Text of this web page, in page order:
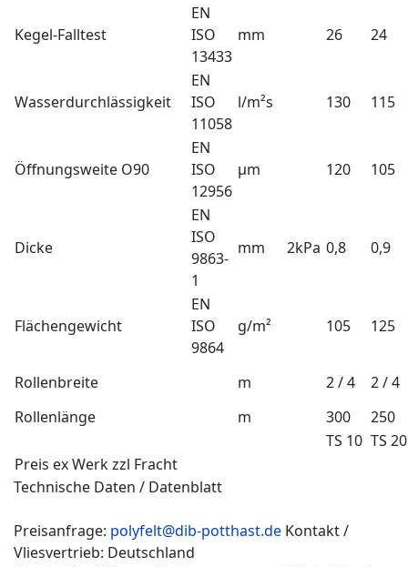
Kegel-Falltest
EN
ISO
13433
mm 26 24
Wasserdurchlässigkeit
EN
ISO
11058
l/m²s 130 115
Öffnungsweite O90
EN
ISO
12956
µm 120 105
Dicke
EN
ISO
9863-
1
mm 2kPa 0,8 0,9
Flächengewicht
EN
ISO
9864
g/m² 105 125
Rollenbreite m 2 / 4
2 / 4
Rollenlänge
m 300
250
TS 10 TS
Preis ex Werk zzl Fracht
Technische Daten / Datenblatt
Preisanfrage: polyfelt@dib-potthast.de Kontakt /
Vliesvertrieb: Deutschland